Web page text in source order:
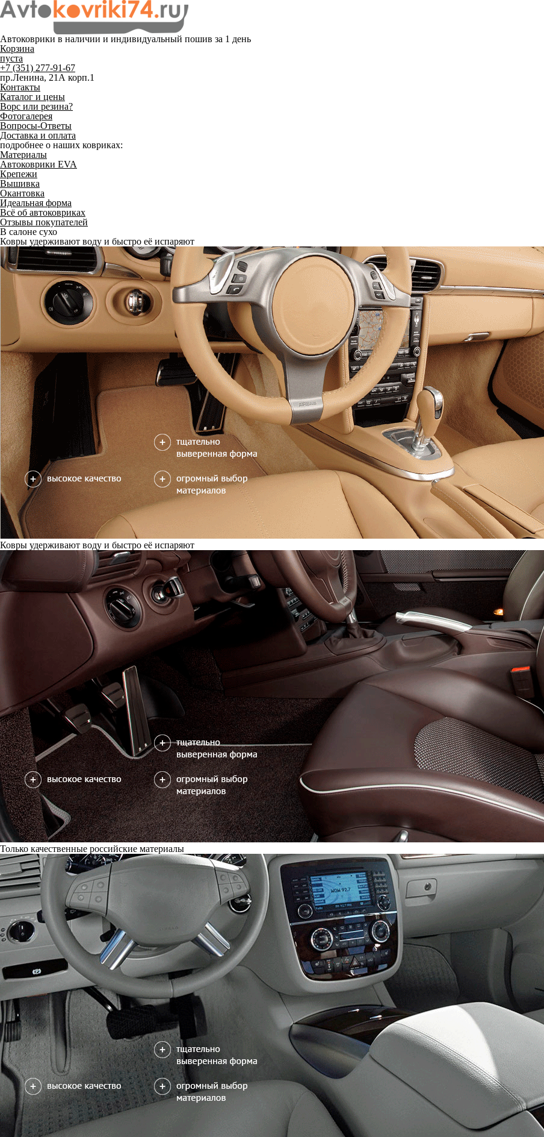
Автоковрики в наличии и индивидуальный пошив за 1 день
Корзина
пуста
+7 (351) 277-91-67
пр.Ленина, 21А корп.1
Контакты
Каталог и цены
Ворс или резина?
Фотогалерея
Вопросы-Ответы
Доставка и оплата
подробнее о наших ковриках:
Материалы
Автоковрики EVA
Крепежи
Вышивка
Окантовка
Идеальная форма
Всё об автоковриках
Отзывы покупателей
В салоне сухо
Ковры удерживают воду и быстро её испаряют
Ковры удерживают воду и быстро её испаряют
Только качественные российские материалы